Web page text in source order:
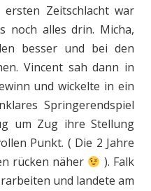
Zeitschlacht war
noch alles drin. Micha,
besser und bei den
Vincent sah dann in
und wickelte in ein
Springerendspiel
um Zug ihre Stellung
Punkt. ( Die 2 Jahre
rücken näher
). Falk
und landete am